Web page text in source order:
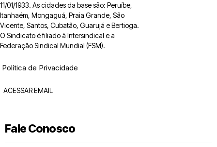
11/01/1933. As cidades da base são: Peruíbe,
Itanhaém, Mongaguá, Praia Grande, São
Vicente, Santos, Cubatão, Guarujá e Bertioga.
O Sindicato é filiado à Intersindical e a
Federação Sindical Mundial (FSM).
Política de Privacidade
ACESSAR EMAIL
Fale Conosco